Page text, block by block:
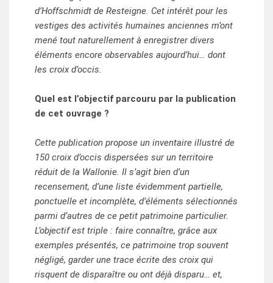
d’Hoffschmidt de Resteigne. Cet intérêt pour les
vestiges des activités humaines anciennes m’ont
mené tout naturellement à enregistrer divers
éléments encore observables aujourd’hui… dont
les croix d’occis.
Quel est l’objectif parcouru par la publication
de cet ouvrage ?
Cette publication propose un inventaire illustré de
150 croix d’occis dispersées sur un territoire
réduit de la Wallonie. Il s’agit bien d’un
recensement, d’une liste évidemment partielle,
ponctuelle et incomplète, d’éléments sélectionnés
parmi d’autres de ce petit patrimoine particulier.
L’objectif est triple : faire connaître, grâce aux
exemples présentés, ce patrimoine trop souvent
négligé, garder une trace écrite des croix qui
risquent de disparaître ou ont déjà disparu… et,